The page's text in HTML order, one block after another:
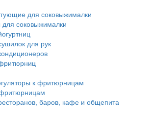
для соковыжималки
соковыжималки
для рук
к фритюрницам
баров, кафе и общепита